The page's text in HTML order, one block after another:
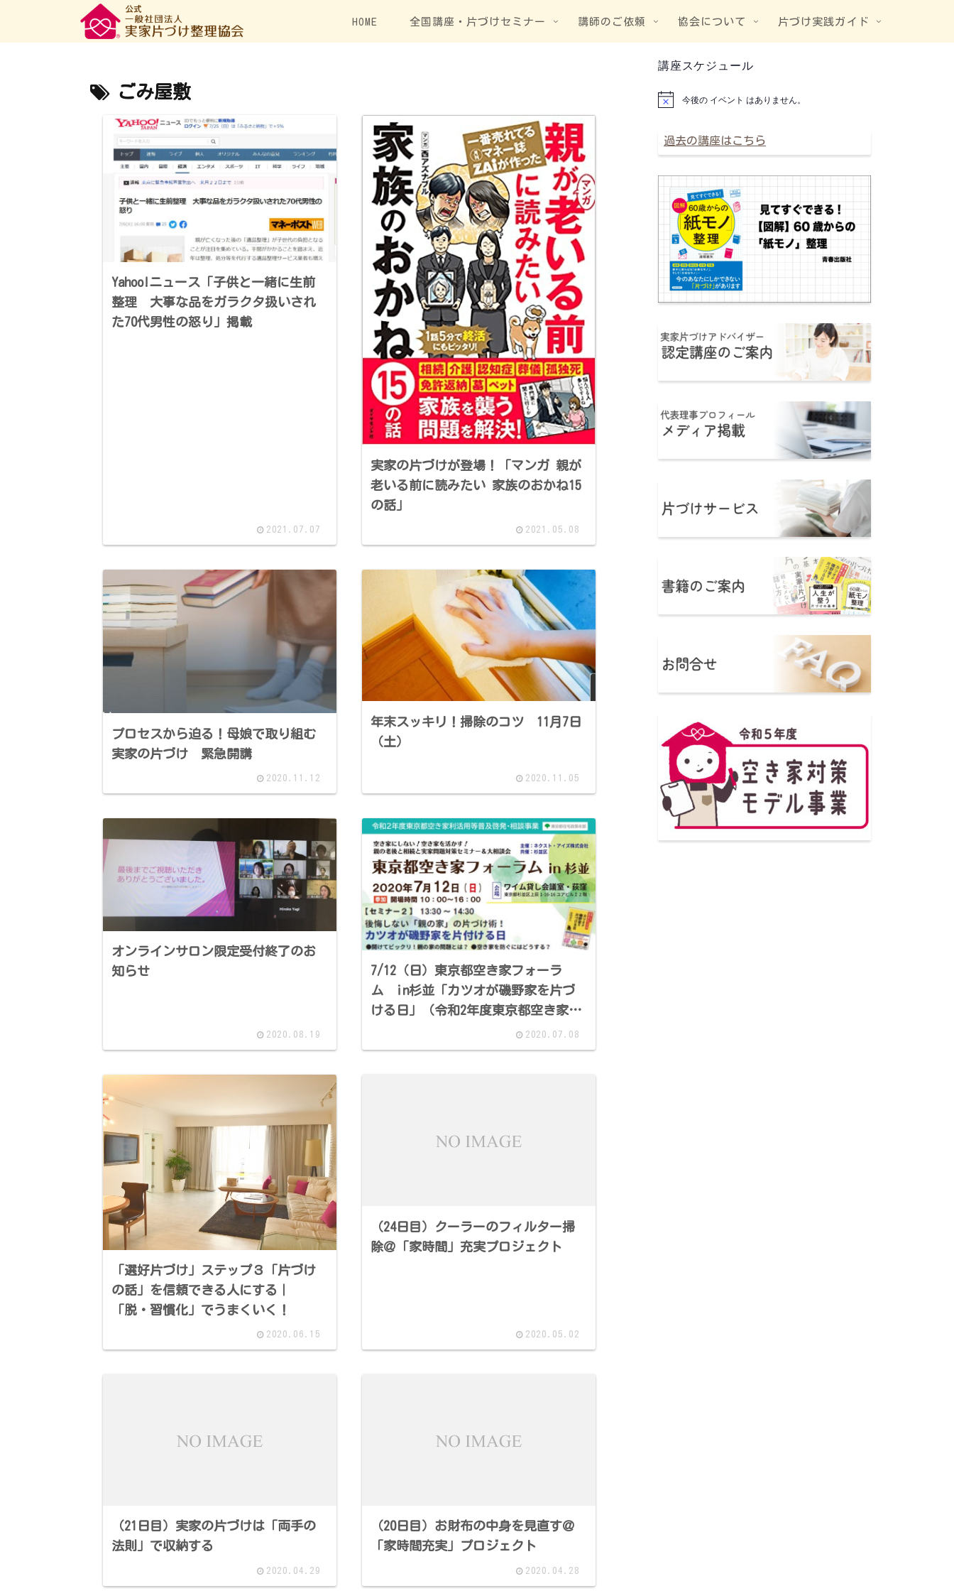
HOME 全国講座・片づけセミナー 講師のご依頼 協会について 片づけ実践ガイド
ごみ屋敷
Yahoo!ニュース「子供と一緒に生前
整理 大事な品をガラクタ扱いされ
た70代男性の怒り」掲載
2021.07.07
実家の片づけが登場！「マンガ 親が
老いる前に読みたい 家族のおかね15
の話」
2021.05.08
プロセスから迫る！母娘で取り組む
実家の片づけ 緊急開講
2020.11.12
年末スッキリ！掃除のコツ 11月7日
（土）
2020.11.05
オンラインサロン限定受付終了のお
知らせ
2020.08.19
7/12（日）東京都空き家フォーラ
ム in杉並「カツオが磯野家を片づ
ける日」（令和2年度東京都空き家利
活用等普及啓発・相談事業）2020.07.08
「選好片づけ」ステップ３「片づけ
の話」を信頼できる人にする｜
「脱・習慣化」でうまくいく！
2020.06.15
（24日目）クーラーのフィルター掃
除＠「家時間」充実プロジェクト
2020.05.02
（21日目）実家の片づけは「両手の
法則」で収納する
2020.04.29
（20日目）お財布の中身を見直す＠
「家時間充実」プロジェクト
2020.04.28
講座スケジュール
N
今後の イベント はありません。
過去の講座はこちら